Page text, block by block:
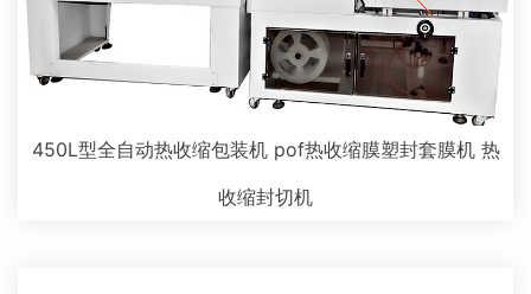
450L型全自动热收缩包装机 pof热收缩膜塑封套膜机 热
收缩封切机